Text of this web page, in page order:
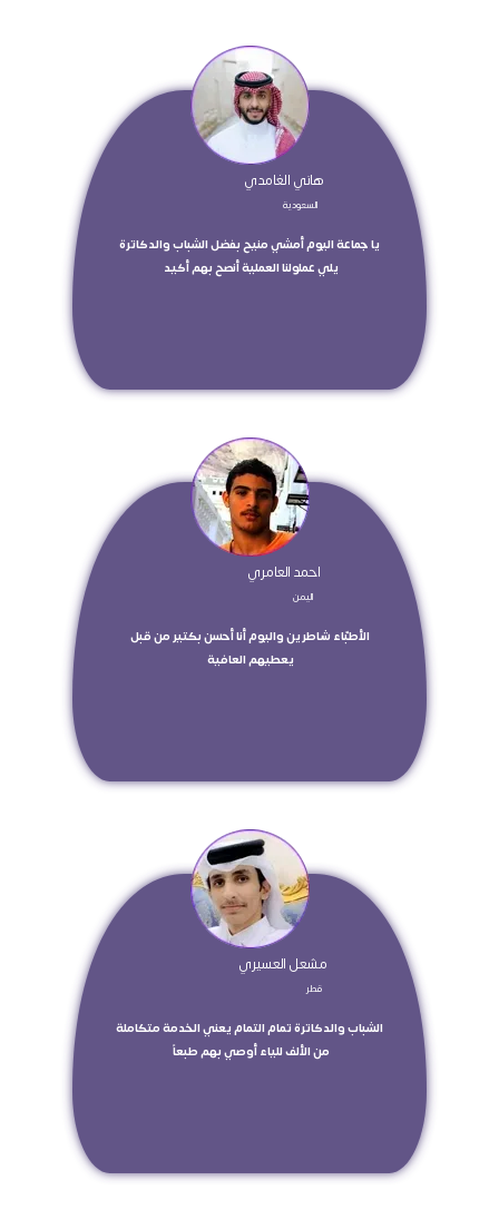
يا جماعة اليوم أمشي منيح بفضل الشباب والدكاترة
يلي عملولنا العملية أنصح بهم أكيد
الأطبّاء شاطرين واليوم أنا أحسن بكتير من قبل
يعطيهم العافية
قطر
الشباب والدكاترة تمام التمام يعني الخدمة متكاملة
من الألف للياء أوصي بهم طبعاً